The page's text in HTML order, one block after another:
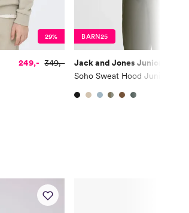
61,7 77
84
88
90
29%
249,- 349,-
BARN25
Jack and Jones Junior
Soho Sweat Hood Junior